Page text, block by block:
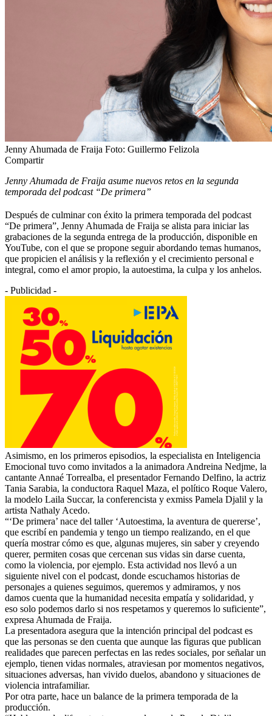
Jenny Ahumada de Fraija Foto: Guillermo Felizola
Compartir
Jenny Ahumada de Fraija asume nuevos retos en la segunda
temporada del podcast “De primera”
Después de culminar con éxito la primera temporada del podcast
“De primera”, Jenny Ahumada de Fraija se alista para iniciar las
grabaciones de la segunda entrega de la producción, disponible en
YouTube, con el que se propone seguir abordando temas humanos,
que propicien el análisis y la reflexión y el crecimiento personal e
integral, como el amor propio, la autoestima, la culpa y los anhelos.
- Publicidad -
Asimismo, en los primeros episodios, la especialista en Inteligencia
Emocional tuvo como invitados a la animadora Andreina Nedjme, la
cantante Annaé Torrealba, el presentador Fernando Delfino, la actriz
Tania Sarabia, la conductora Raquel Maza, el político Roque Valero,
la modelo Laila Succar, la conferencista y exmiss Pamela Djalil y la
artista Nathaly Acedo.
“‘De primera’ nace del taller ‘Autoestima, la aventura de quererse’,
que escribí en pandemia y tengo un tiempo realizando, en el que
quería mostrar cómo es que, algunas mujeres, sin saber y creyendo
querer, permiten cosas que cercenan sus vidas sin darse cuenta,
como la violencia, por ejemplo. Esta actividad nos llevó a un
siguiente nivel con el podcast, donde escuchamos historias de
personajes a quienes seguimos, queremos y admiramos, y nos
damos cuenta que la humanidad necesita empatía y solidaridad, y
eso solo podemos darlo si nos respetamos y queremos lo suficiente”,
expresa Ahumada de Fraija.
La presentadora asegura que la intención principal del podcast es
que las personas se den cuenta que aunque las figuras que publican
realidades que parecen perfectas en las redes sociales, por señalar un
ejemplo, tienen vidas normales, atraviesan por momentos negativos,
situaciones adversas, han vivido duelos, abandono y situaciones de
violencia intrafamiliar.
Por otra parte, hace un balance de la primera temporada de la
producción.